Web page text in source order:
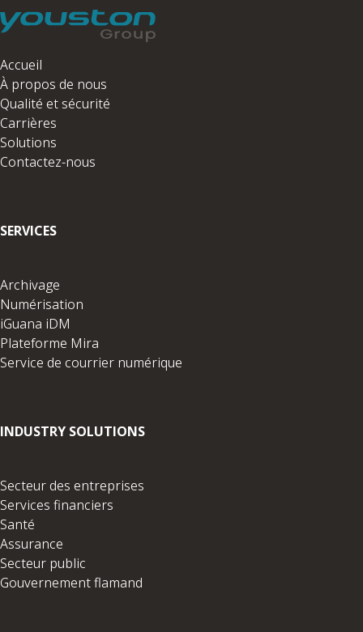
Accueil
À propos de nous
Qualité et sécurité
Carrières
Solutions
Contactez-nous
SERVICES
Archivage
Numérisation
iGuana iDM
Plateforme Mira
Service de courrier numérique
INDUSTRY SOLUTIONS
Secteur des entreprises
Services financiers
Santé
Assurance
Secteur public
Gouvernement flamand